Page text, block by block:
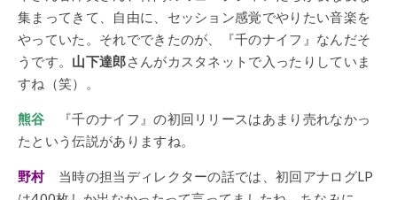
集まってきて、自由に、セッション感覚でやりたい音楽を
やっていた。それでできたのが、『千のナイフ』なんだそ
うです。 山下達郎さんがカスタネットで入ったりしていま
すね（笑）。
熊谷 『千のナイフ』の初回リリースはあまり売れなかっ
たという伝説がありますね。
野村当時の担当ディレクターの話では、初回アナログLP